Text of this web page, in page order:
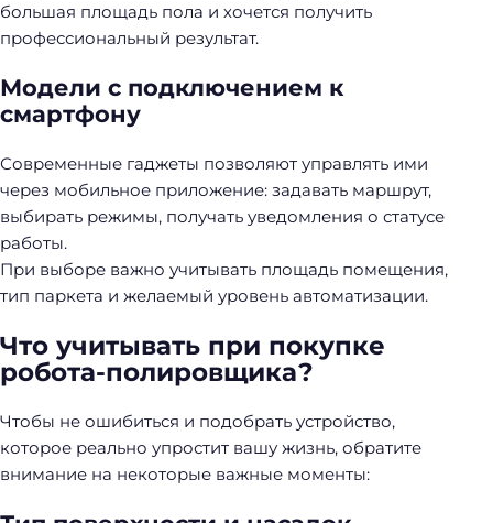
большая площадь пола и хочется получить
профессиональный результат.
Модели с подключением к
смартфону
Современные гаджеты позволяют управлять ими
через мобильное приложение: задавать маршрут,
выбирать режимы, получать уведомления о статусе
работы.
При выборе важно учитывать площадь помещения,
тип паркета и желаемый уровень автоматизации.
Что учитывать при покупке
робота-полировщика?
Чтобы не ошибиться и подобрать устройство,
которое реально упростит вашу жизнь, обратите
внимание на некоторые важные моменты: